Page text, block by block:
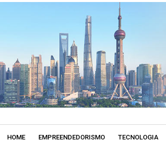
HOME EMPREENDEDORISMO TECNOLOGIA